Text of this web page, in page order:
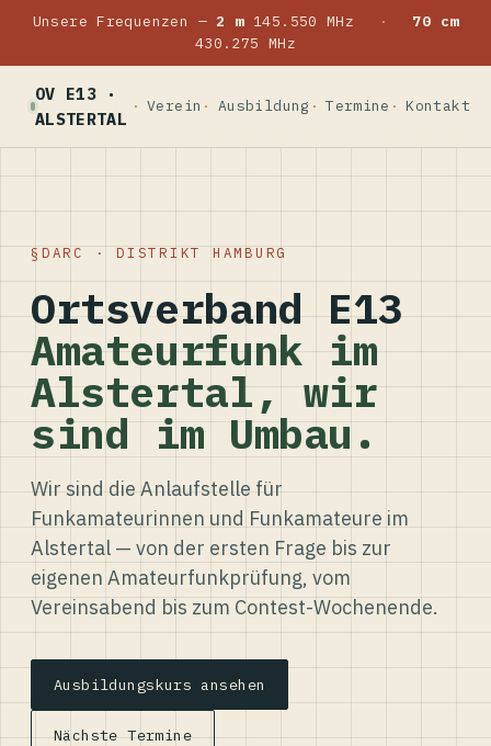
Unsere Frequenzen — 2 m145.550 MHz ·
70 cm
430.275 MHz
OV E13 ·
ALSTERTAL
Verein Ausbildung Termine Kontakt
DARC · DISTRIKT HAMBURG
Ortsverband E13
Amateurfunk im
Alstertal, wir
sind im Umbau.
Wir sind die Anlaufstelle für
Funkamateurinnen und Funkamateure im
Alstertal — von der ersten Frage bis zur
eigenen Amateurfunkprüfung, vom
Vereinsabend bis zum Contest-Wochenende.
Ausbildungskurs ansehen
Nächste Termine